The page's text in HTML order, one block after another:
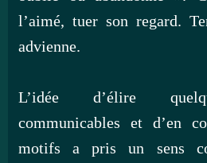
l’aimé, tuer son regard.
advienne.
L’idée d’élire
communicables et d’en
motifs a pris un sens